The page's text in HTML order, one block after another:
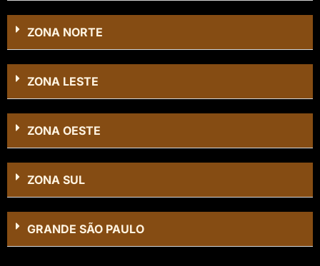
ZONA NORTE
ZONA LESTE
ZONA OESTE
ZONA SUL
GRANDE SÃO PAULO